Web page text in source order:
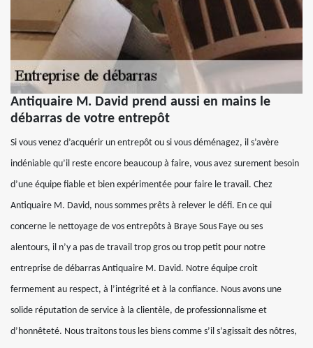
Antiquaire M. David prend aussi en mains le
débarras de votre entrepôt
Si vous venez d’acquérir un entrepôt ou si vous déménagez, il s’avère
indéniable qu’il reste encore beaucoup à faire, vous avez surement besoin
d’une équipe fiable et bien expérimentée pour faire le travail. Chez
Antiquaire M. David, nous sommes prêts à relever le défi. En ce qui
concerne le nettoyage de vos entrepôts à Braye Sous Faye ou ses
alentours, il n’y a pas de travail trop gros ou trop petit pour notre
entreprise de débarras Antiquaire M. David. Notre équipe croit
fermement au respect, à l’intégrité et à la confiance. Nous avons une
solide réputation de service à la clientèle, de professionnalisme et
d’honnêteté. Nous traitons tous les biens comme s’il s’agissait des nôtres,